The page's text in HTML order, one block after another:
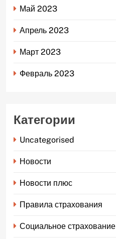
Май 2023
Апрель 2023
Март 2023
Февраль 2023
Категории
Uncategorised
Новости
Новости плюс
Правила страхования
Социальное страхование